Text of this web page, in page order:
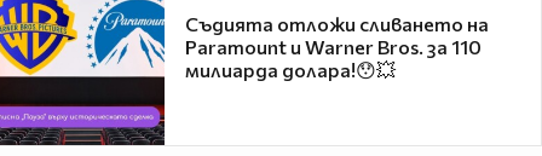
Съдията отложи сливането на
Paramount и Warner Bros. за 110
милиарда долара!😯💥